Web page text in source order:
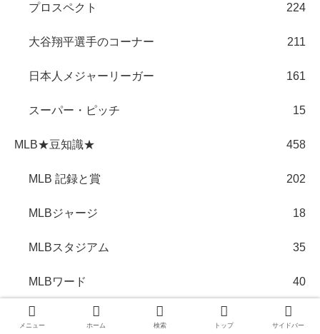
プロスペクト 224
大谷翔平選手のコーナー 211
日本人メジャーリーガー 161
スーパー・ピッチ 15
MLB★豆知識★ 458
MLB 記録と賞 202
MLBジャージ 18
MLBスタジアム 35
MLBワード 40
MLB制度 113
メニュー ホーム 検索 トップ サイドバー